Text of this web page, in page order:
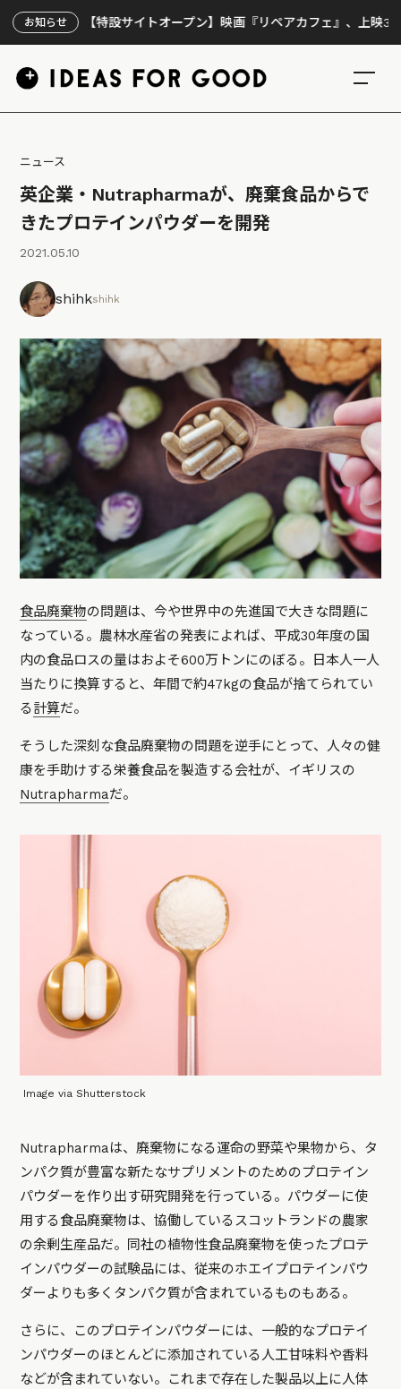
お知らせ
【特設サイトオープン】映画『リペアカフェ』、上映300回の先
ニュース
英企業・Nutrapharmaが、廃棄食品からで
きたプロテインパウダーを開発
2021.05.10
shihkshihk
食品廃棄物の問題は、今や世界中の先進国で大きな問題に
なっている。農林水産省の発表によれば、平成30年度の国
内の食品ロスの量はおよそ600万トンにのぼる。日本人一人
当たりに換算すると、年間で約47kgの食品が捨てられてい
る計算だ。
そうした深刻な食品廃棄物の問題を逆手にとって、人々の健
康を手助けする栄養食品を製造する会社が、イギリスの
Nutrapharmaだ。
Image via Shutterstock
Nutrapharmaは、廃棄物になる運命の野菜や果物から、タ
ンパク質が豊富な新たなサプリメントのためのプロテイン
パウダーを作り出す研究開発を行っている。パウダーに使
用する食品廃棄物は、協働しているスコットランドの農家
の余剰生産品だ。同社の植物性食品廃棄物を使ったプロテ
インパウダーの試験品には、従来のホエイプロテインパウ
ダーよりも多くタンパク質が含まれているものもある。
さらに、このプロテインパウダーには、一般的なプロテイ
ンパウダーのほとんどに添加されている人工甘味料や香料
などが含まれていない。これまで存在した製品以上に人体